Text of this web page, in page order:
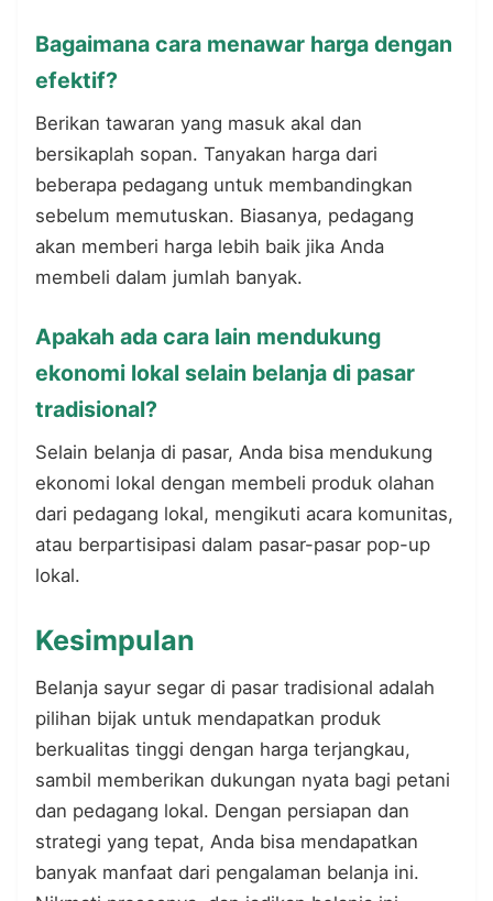
Bagaimana cara menawar harga dengan
efektif?
Berikan tawaran yang masuk akal dan
bersikaplah sopan. Tanyakan harga dari
beberapa pedagang untuk membandingkan
sebelum memutuskan. Biasanya, pedagang
akan memberi harga lebih baik jika Anda
membeli dalam jumlah banyak.
Apakah ada cara lain mendukung
ekonomi lokal selain belanja di pasar
tradisional?
Selain belanja di pasar, Anda bisa mendukung
ekonomi lokal dengan membeli produk olahan
dari pedagang lokal, mengikuti acara komunitas,
atau berpartisipasi dalam pasar-pasar pop-up
lokal.
Kesimpulan
Belanja sayur segar di pasar tradisional adalah
pilihan bijak untuk mendapatkan produk
berkualitas tinggi dengan harga terjangkau,
sambil memberikan dukungan nyata bagi petani
dan pedagang lokal. Dengan persiapan dan
strategi yang tepat, Anda bisa mendapatkan
banyak manfaat dari pengalaman belanja ini.